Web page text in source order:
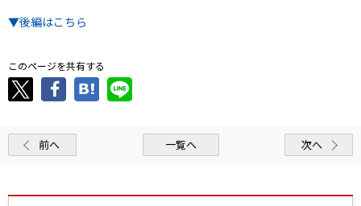
▼後編はこちら
このページを共有する
前へ 一覧へ 次へ